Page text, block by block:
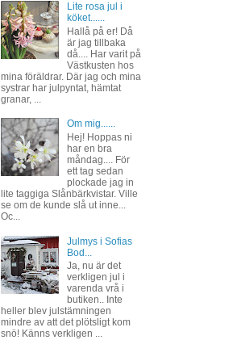
Lite rosa jul i
köket......
Hallå på er! Då
är jag tillbaka
då.... Har varit på
Västkusten hos
mina föräldrar. Där jag och mina
systrar har julpyntat, hämtat
granar, ...
Om mig......
Hej! Hoppas ni
har en bra
måndag.... För
ett tag sedan
plockade jag in
lite taggiga Slånbärkvistar. Ville
se om de kunde slå ut inne...
Oc...
Julmys i Sofias
Bod...
Ja, nu är det
verkligen jul i
varenda vrå i
butiken.. Inte
heller blev julstämningen
mindre av att det plötsligt kom
snö! Känns verkligen ...